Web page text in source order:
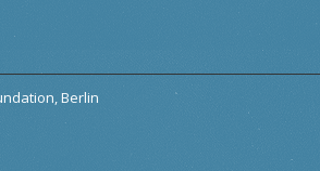
Berlin